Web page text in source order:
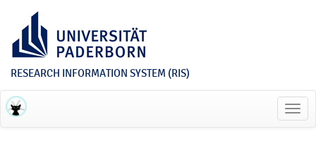
RESEARCH INFORMATION SYSTEM (RIS)